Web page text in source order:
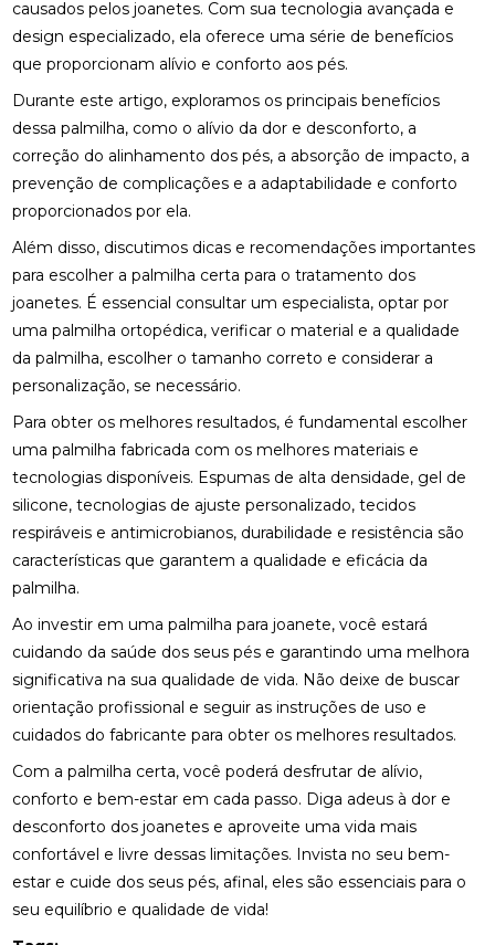
causados pelos joanetes. Com sua tecnologia avançada e
design especializado, ela oferece uma série de benefícios
que proporcionam alívio e conforto aos pés.
Durante este artigo, exploramos os principais benefícios
dessa palmilha, como o alívio da dor e desconforto, a
correção do alinhamento dos pés, a absorção de impacto, a
prevenção de complicações e a adaptabilidade e conforto
proporcionados por ela.
Além disso, discutimos dicas e recomendações importantes
para escolher a palmilha certa para o tratamento dos
joanetes. É essencial consultar um especialista, optar por
uma palmilha ortopédica, verificar o material e a qualidade
da palmilha, escolher o tamanho correto e considerar a
personalização, se necessário.
Para obter os melhores resultados, é fundamental escolher
uma palmilha fabricada com os melhores materiais e
tecnologias disponíveis. Espumas de alta densidade, gel de
silicone, tecnologias de ajuste personalizado, tecidos
respiráveis e antimicrobianos, durabilidade e resistência são
características que garantem a qualidade e eficácia da
palmilha.
Ao investir em uma palmilha para joanete, você estará
cuidando da saúde dos seus pés e garantindo uma melhora
significativa na sua qualidade de vida. Não deixe de buscar
orientação profissional e seguir as instruções de uso e
cuidados do fabricante para obter os melhores resultados.
Com a palmilha certa, você poderá desfrutar de alívio,
conforto e bem-estar em cada passo. Diga adeus à dor e
desconforto dos joanetes e aproveite uma vida mais
confortável e livre dessas limitações. Invista no seu bem-
estar e cuide dos seus pés, afinal, eles são essenciais para o
seu equilíbrio e qualidade de vida!
MELHORAR SEU EQUILÍBRIO
FISIOTERAPIA MOTORA E RESPIRATÓRIA:
BENEFÍCIOS E PRÁTICAS
FISIOTERAPIA MOTORA E RESPIRATÓRIA:
BENEFÍCIOS E PRÁTICAS ESSENCIAIS
FISIOTERAPIA MOTORA E RESPIRATÓRIA:
BENEFÍCIOS E ABORDAGENS EFICAZES
FISIOTERAPIA NA LABIRINTITE: COMO O
TRATAMENTO PODE AJUDAR NA RECUPERAÇÃO
FISIOTERAPIA NA LABIRINTITE: COMO O
TRATAMENTO PODE MELHORAR SEU EQUILÍBRIO E
QUALIDADE DE VIDA
FISIOTERAPIA NA LABIRINTITE: COMO O
TRATAMENTO PODE MELHORAR SEU EQUILÍBRIO E
QUALIDADE DE VIDA
FISIOTERAPIA NA LABIRINTITE: DICAS PARA ALIVIAR
SINTOMAS
FISIOTERAPIA NA REABILITAÇÃO VESTIBULAR: A
SOLUÇÃO PARA DORES DE CABEÇA E EQUILÍBRIO
FISIOTERAPIA NA REABILITAÇÃO VESTIBULAR: UMA
ABORDAGEM EFICAZ PARA O TRATAMENTO
FISIOTERAPIA NA REABILITAÇÃO VESTIBULAR
SEUS BENEFÍCIOS
FISIOTERAPIA NA REABILITAÇÃO VESTIBULAR
MELHORA O EQUILÍBRIO E A QUALIDADE DE VIDA
FISIOTERAPIA NO PÉ MELHORA SUA MOBILIDADE E
CONFORTO